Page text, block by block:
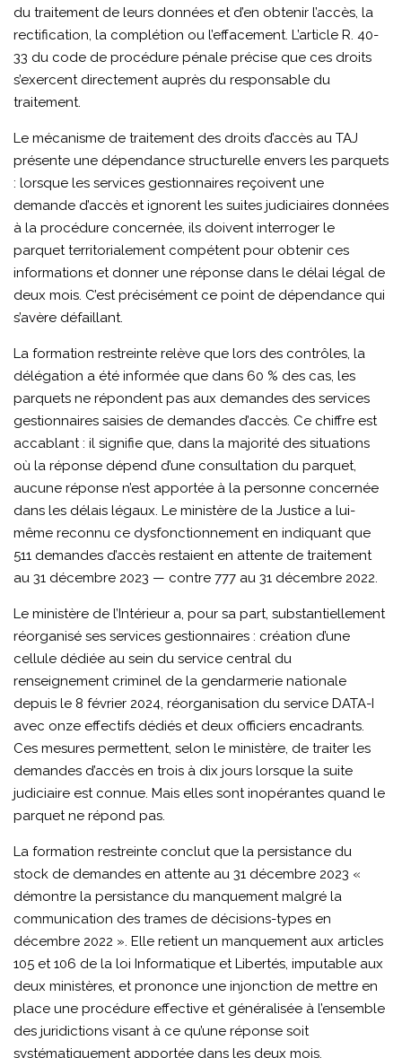
du traitement de leurs données et d’en obtenir l’accès, la
rectification, la complétion ou l’effacement. L’article R. 40-
33 du code de procédure pénale précise que ces droits
s’exercent directement auprès du responsable du
traitement.
Le mécanisme de traitement des droits d’accès au TAJ
présente une dépendance structurelle envers les parquets
: lorsque les services gestionnaires reçoivent une
demande d’accès et ignorent les suites judiciaires données
à la procédure concernée, ils doivent interroger le
parquet territorialement compétent pour obtenir ces
informations et donner une réponse dans le délai légal de
deux mois. C’est précisément ce point de dépendance qui
s’avère défaillant.
La formation restreinte relève que lors des contrôles, la
délégation a été informée que dans 60 % des cas, les
parquets ne répondent pas aux demandes des services
gestionnaires saisies de demandes d’accès. Ce chiffre est
accablant : il signifie que, dans la majorité des situations
où la réponse dépend d’une consultation du parquet,
aucune réponse n’est apportée à la personne concernée
dans les délais légaux. Le ministère de la Justice a lui-
même reconnu ce dysfonctionnement en indiquant que
511 demandes d’accès restaient en attente de traitement
au 31 décembre 2023 — contre 777 au 31 décembre 2022.
Le ministère de l’Intérieur a, pour sa part, substantiellement
réorganisé ses services gestionnaires : création d’une
cellule dédiée au sein du service central du
renseignement criminel de la gendarmerie nationale
depuis le 8 février 2024, réorganisation du service DATA-I
avec onze effectifs dédiés et deux officiers encadrants.
Ces mesures permettent, selon le ministère, de traiter les
demandes d’accès en trois à dix jours lorsque la suite
judiciaire est connue. Mais elles sont inopérantes quand le
parquet ne répond pas.
La formation restreinte conclut que la persistance du
stock de demandes en attente au 31 décembre 2023 «
démontre la persistance du manquement malgré la
communication des trames de décisions-types en
décembre 2022 ». Elle retient un manquement aux articles
105 et 106 de la loi Informatique et Libertés, imputable aux
deux ministères, et prononce une injonction de mettre en
place une procédure effective et généralisée à l’ensemble
des juridictions visant à ce qu’une réponse soit
systématiquement apportée dans les deux mois.